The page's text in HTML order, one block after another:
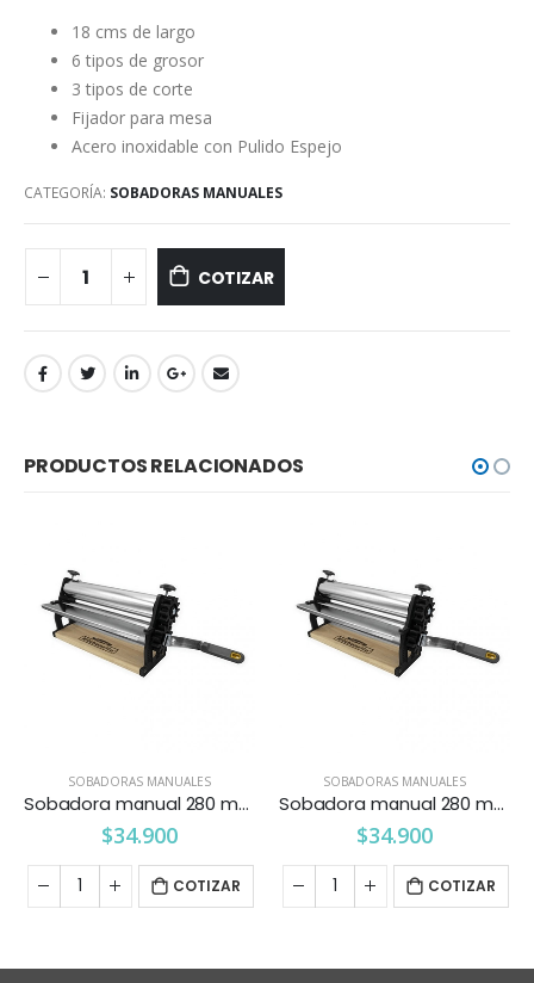
18 cms de largo
6 tipos de grosor
3 tipos de corte
Fijador para mesa
Acero inoxidable con Pulido Espejo
CATEGORÍA: SOBADORAS MANUALES
COTIZAR
PRODUCTOS RELACIONADOS
SOBADORAS MANUALES
$34.900
COTIZAR
SOBADORAS MANUALES
$40.900
COTIZAR